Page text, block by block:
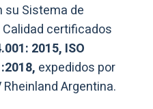
su Sistema de
certificados
2015, ISO
expedidos por
Argentina.